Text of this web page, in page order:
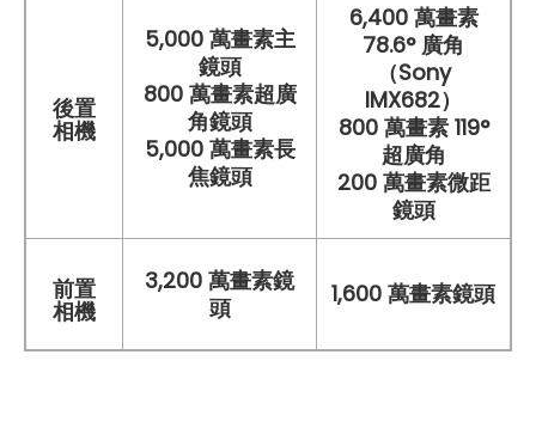
後置
相機
5,000 萬畫素主
鏡頭
800 萬畫素超廣
角鏡頭
5,000 萬畫素長
焦鏡頭
6,400 萬畫素
78.6° 廣角
（Sony
IMX682）
800 萬畫素 119°
超廣角
200 萬畫素微距
鏡頭
前置
相機
3,200 萬畫素鏡
頭
1,600 萬畫素鏡頭